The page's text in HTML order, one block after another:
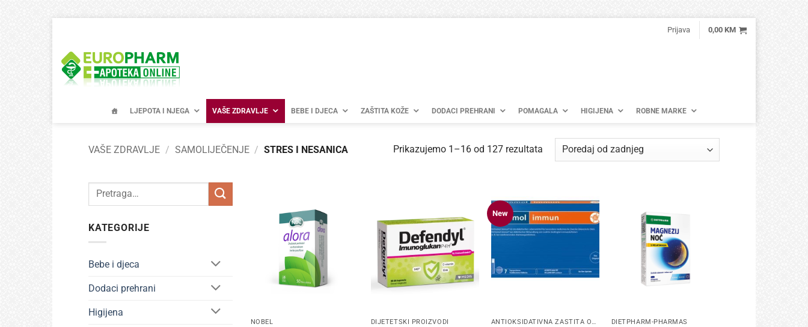
content
Prijava 0,00 KM
LJEPOTA I NJEGA VAŠE ZDRAVLJE BEBE I DJECA ZAŠTITA KOŽE DODACI PREHRANI POMAGALA HIGIJENA ROBNE MARKE
VAŠE ZDRAVLJE / SAMOLIJEČENJE / STRES I NESANICA Prikazujemo 1–16 od 127 rezultataPoredano
Pretraži:
KATEGORIJE
Bebe i djeca
Dodaci prehrani
Higijena
NOBEL DIJETETSKI PROIZVODI
New
ANTIOKSIDATIVNA ZAŠTITA ORGANIZMA DIETPHARM-PHARMAS